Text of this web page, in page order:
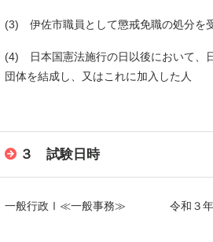
(3) 伊佐市職員として懲戒免職の処分を
(4) 日本国憲法施行の日以後において、
団体を結成し、又はこれに加入した人
３ 試験日時
一般行政Ⅰ≪一般事務≫ 令和３年９